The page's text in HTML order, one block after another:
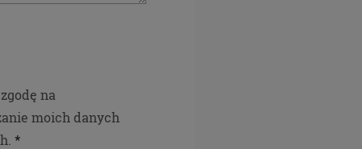
na
moich danych
dać
okno